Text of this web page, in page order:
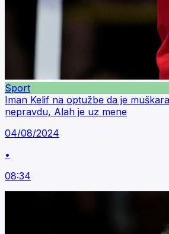
Sport
Iman Kelif na optužbe da je
nepravdu, Alah je uz mene
04/08/2024
•
08:34